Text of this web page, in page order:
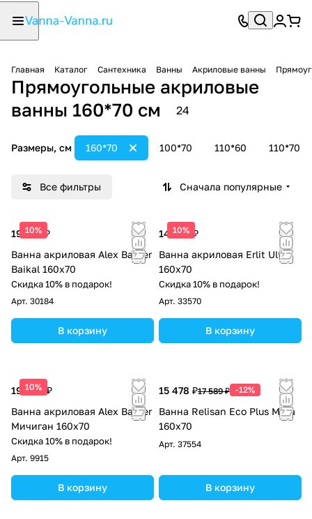
Главная Каталог Сантехника Ванны Акриловые ванны
Прямоугольные акриловые
ванны 160*70 см
24
Размеры, см 100*70 110*60 110*70
160*70
Все фильтры Сначала популярные
10%
19 075 ₽
Ванна акриловая Alex Baitler
Baikal 160x70
Скидка 10% в подарок!
Арт. 30184
В корзину
10%
14 407 ₽
Ванна акриловая Erlit Ultra
160x70
Скидка 10% в подарок!
Арт. 33570
В корзину
10%
19 604 ₽
Ванна акриловая Alex Baitler
Мичиган 160x70
Скидка 10% в подарок!
Арт. 9915
В корзину
15 478 ₽17 589 ₽ -12%
Ванна Relisan Eco Plus Мега
160х70
Арт. 37554
В корзину